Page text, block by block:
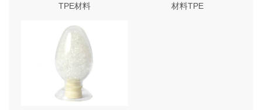
TPE材料 材料TPE